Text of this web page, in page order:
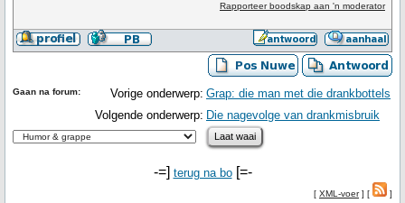
Rapporteer boodskap aan 'n moderator
Vorige onderwerp: Grap: die man met die drankbottels
Volgende onderwerp: Die nagevolge van drankmisbruik
Gaan na forum:
-=] terug na bo[=-
[ XML-voer] [ ]